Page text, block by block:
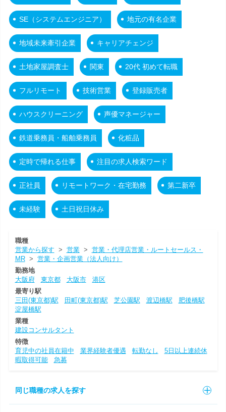
SE（システムエンジニア） 地元の有名企業
地域未来牽引企業 キャリアチェンジ
土地家屋調査士 関東 20代 初めて転職
フルリモート 技術営業 登録販売者
ハウスクリーニング 声優マネージャー
鉄道乗務員・船舶乗務員 化粧品
定時で帰れる仕事 注目の求人検索ワード
正社員 リモートワーク・在宅勤務 第二新卒
未経験 土日祝日休み
職種
営業から探す > 営業> 営業・代理店営業・ルートセールス・
MR> 営業・企画営業（法人向け）
勤務地
大阪府
東京都 大阪市
港区
最寄り駅
三田(東京都)駅
田町(東京都)駅 芝公園駅 渡辺橋駅
肥後橋駅
淀屋橋駅
業種
建設コンサルタント
特徴
育児中の社員在籍中
業界経験者優遇 転勤なし
5日以上連続休
暇取得可能
急募
同じ職種の求人を探す